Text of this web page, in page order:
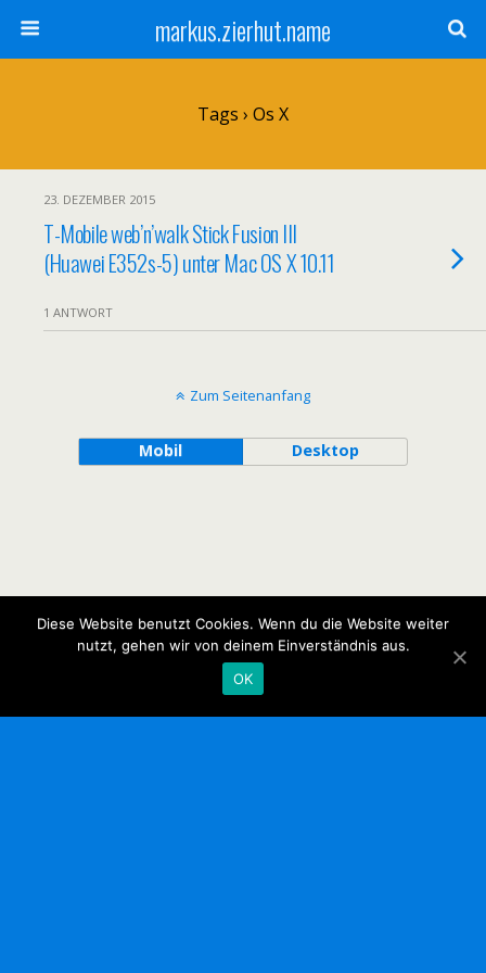
markus.zierhut.name
Tags › Os X
23. DEZEMBER 2015
T-Mobile web’n’walk Stick Fusion III
(Huawei E352s-5) unter Mac OS X 10.11
1 ANTWORT
Zum Seitenanfang
Mobil Desktop
Diese Website benutzt Cookies. Wenn du die Website weiter
nutzt, gehen wir von deinem Einverständnis aus.
OK